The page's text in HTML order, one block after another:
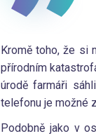
Kromě toho, že si
přírodním
úrodě farmáři
telefonu je možné
Podobně jako v